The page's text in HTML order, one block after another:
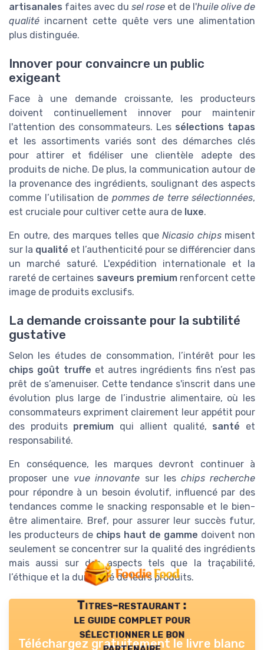
artisanales faites avec du sel rose et de l'huile olive de
qualité incarnent cette quête vers une alimentation
plus distinguée.
Innover pour convaincre un public
exigeant
Face à une demande croissante, les producteurs
doivent continuellement innover pour maintenir
l'attention des consommateurs. Les sélections tapas
et les assortiments variés sont des démarches clés
pour attirer et fidéliser une clientèle adepte des
produits de niche. De plus, la communication autour de
la provenance des ingrédients, soulignant des aspects
comme l’utilisation de pommes de terre sélectionnées,
est cruciale pour cultiver cette aura de luxe.
En outre, des marques telles que Nicasio chipsmisent
sur la qualité et l’authenticité pour se différencier dans
un marché saturé. L'expédition internationale et la
rareté de certaines saveurs premiumrenforcent cette
image de produits exclusifs.
La demande croissante pour la subtilité
gustative
Selon les études de consommation, l’intérêt pour les
chips goût truffe et autres ingrédients fins n’est pas
prêt de s’amenuiser. Cette tendance s'inscrit dans une
évolution plus large de l’industrie alimentaire, où les
consommateurs expriment clairement leur appétit pour
des produits premium qui allient qualité, santé et
responsabilité.
En conséquence, les marques devront continuer à
proposer une vue innovante sur les chips recherche
pour répondre à un besoin évolutif, influencé par des
tendances comme le snacking responsable et le bien-
être alimentaire. Bref, pour assurer leur succès futur,
les producteurs de chips haut de gamme doivent non
seulement se concentrer sur la qualité des ingrédients
mais aussi sur des aspects tels que la traçabilité,
l’éthique et la durabilité de leurs produits.
Titres-restaurant :
le guide complet pour
sélectionner le bon
Téléchargez gratuitement le livre blanc